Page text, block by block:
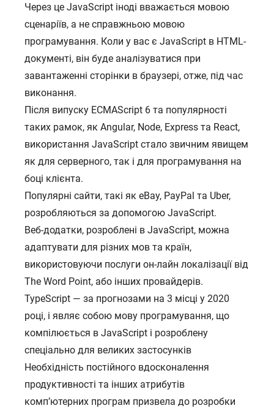
Через це JavaScript іноді вважається мовою
сценаріїв, а не справжньою мовою
програмування. Коли у вас є JavaScript в HTML-
документі, він буде аналізуватися при
завантаженні сторінки в браузері, отже, під час
виконання.
Після випуску ECMAScript 6 та популярності
таких рамок, як Angular, Node, Express та React,
використання JavaScript стало звичним явищем
як для серверного, так і для програмування на
боці клієнта.
Популярні сайти, такі як eBay, PayPal та Uber,
розробляються за допомогою JavaScript.
Веб-додатки, розроблені в JavaScript, можна
адаптувати для різних мов та країн,
використовуючи послуги он-лайн локалізації від
The Word Point, або інших провайдерів.
TypeScript — за прогнозами на 3 місці у 2020
році, і являє собою мову програмування, що
компілюється в JavaScript і розроблену
спеціально для великих застосунків
Необхідність постійного вдосконалення
продуктивності та інших атрибутів
комп’ютерних програм призвела до розробки